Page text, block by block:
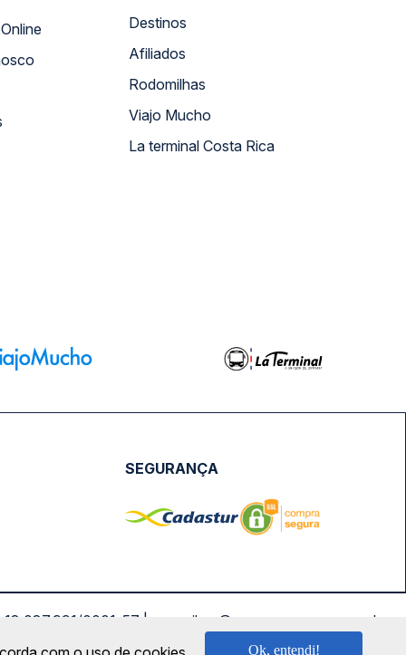
Atendimento Online
Destinos
Afiliados
Rodomilhas
Viajo Mucho
La terminal Costa Rica
SEGURANÇA
0001-57 | saconibus@queropassagem.com.br
Ok, entendi!